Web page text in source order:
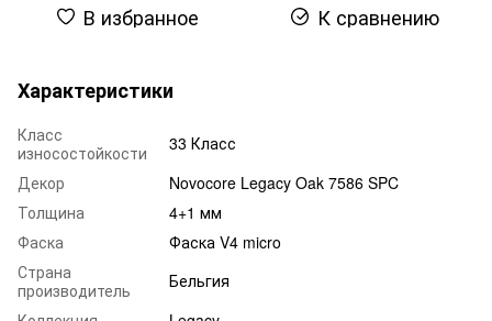
В избранное К сравнению
Характеристики
Класс
износостойкости
33 Класс
Декор
Novocore Legacy Oak 7586 SPC
Толщина
4+1 мм
Фаска
Фаска V4 micro
Страна
производитель
Бельгия